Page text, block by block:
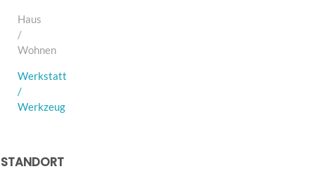
Haus
/
Wohnen
Werkstatt
/
Werkzeug
STANDORT